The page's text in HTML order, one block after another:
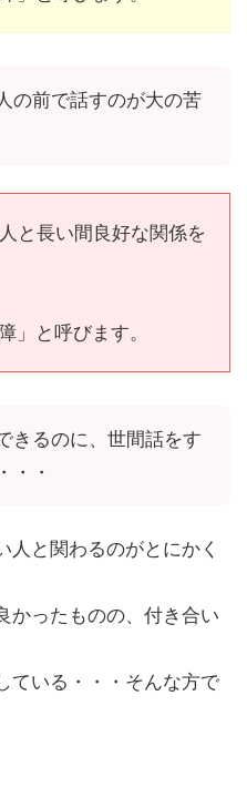
の前で話すのが大の苦
と長い間良好な関係を
」と呼びます。
きるのに、世間話をす
・・
人と関わるのがとにかく
かったものの、付き合い
ている・・・そんな方で